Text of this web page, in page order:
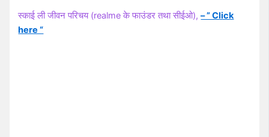
स्काई ली जीवन परिचय (realme के फाउंडर तथा सीईओ),– ” Click
here “